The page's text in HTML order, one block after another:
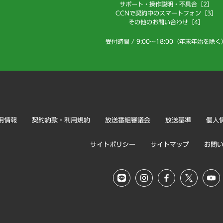
サポート・操作説明・不具合［2］
CCNで契約中のスマートフォン［3］
その他のお問い合わせ［4］
受付時間 / 9:00～18:00（年末年始を除く
情報 契約約款・利用規約 放送番組審議会 放送基準 個人
サイトポリシー サイトマップ お問